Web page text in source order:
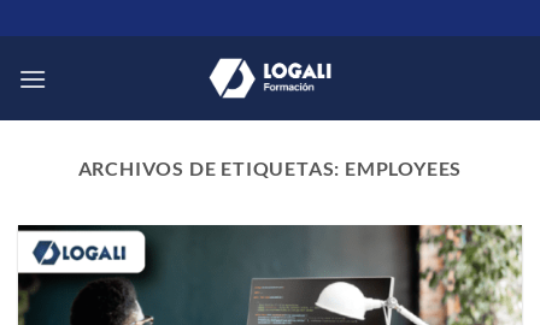
al
contenido
ARCHIVOS DE ETIQUETAS: EMPLOYEES